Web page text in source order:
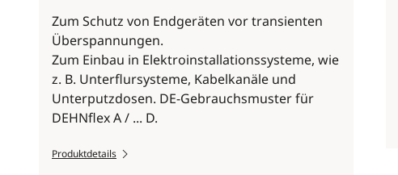
Zum Schutz von Endgeräten vor transienten
Überspannungen.
Zum Einbau in Elektroinstallationssysteme, wie
z. B. Unterflursysteme, Kabelkanäle und
Unterputzdosen. DE-Gebrauchsmuster für
DEHNflex A / ... D.
Produktdetails